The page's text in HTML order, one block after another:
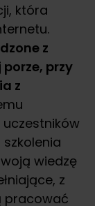
która
z
przy
z
wiedzę
z
pracować